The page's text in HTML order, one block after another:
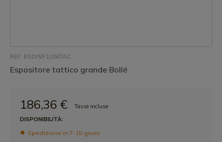
REF: BSDISP1206TAC
Espositore tattico grande Bollé
186,36 €
Tasse incluse
DISPONIBILITÀ:
Spedizione in 7-15 giorni